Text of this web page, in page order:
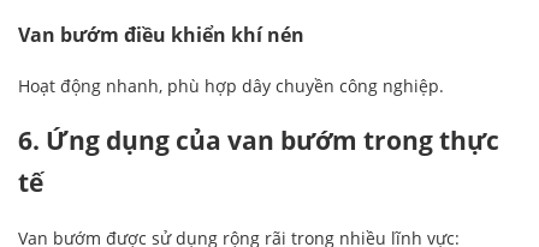
Van bướm điều khiển khí nén
Hoạt động nhanh, phù hợp dây chuyền công nghiệp.
6. Ứng dụng của van bướm trong thực
tế
Van bướm được sử dụng rộng rãi trong nhiều lĩnh vực: